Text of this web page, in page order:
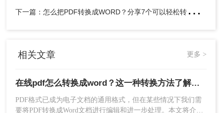
专业PDF转换软件提供了高质量的转换效果，并支
持批量转换功能，能够完美保留原始文档的格式和
下
一篇：怎么把PDF转换成WORD？分享7个可以轻松转换的方法！
相关文章 更多 >
在线pdf怎么转换成word？这一种转换方法了解一下！
PDF格式已成为电子文档的通用格式，但在某些情况下我们需
要将PDF转换成Word文档进行编辑和进一步处理。本文将介绍